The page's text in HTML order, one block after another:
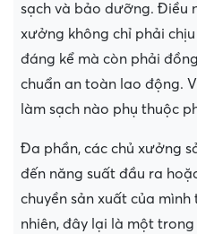
sạch và bảo dưỡng. Điều
xưởng không chỉ phải
đáng kể mà còn phải
chuẩn an toàn lao động.
làm sạch nào phụ thuộc
Đa phần, các chủ xưởng
đến năng suất đầu ra
chuyền sản xuất của mình
nhiên, đây lại là một